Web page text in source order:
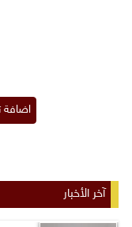
آخر الأخبار